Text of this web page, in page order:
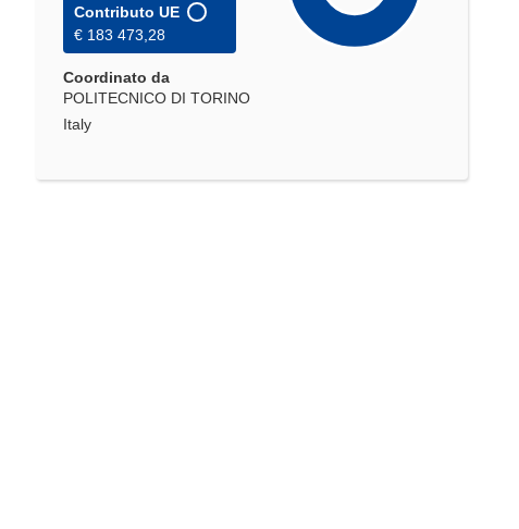
Contributo UE
€ 183 473,28
Coordinato da
POLITECNICO DI TORINO
Italy